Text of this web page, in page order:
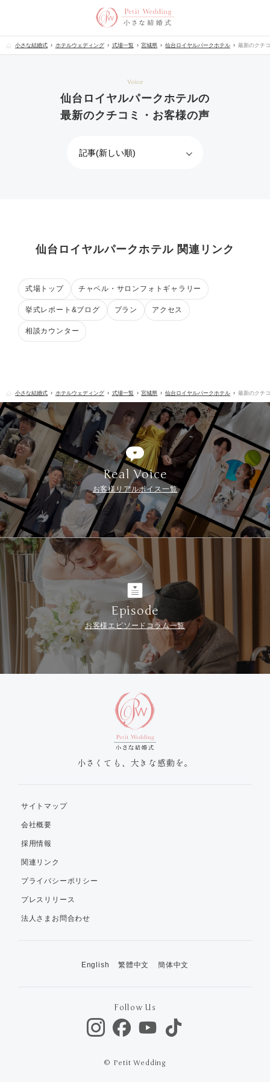
小さな結婚式 ホテルウェディング 式場一覧 宮城県 仙台ロイヤルパークホテル 最新のクチ
Voice
仙台ロイヤルパークホテルの
最新のクチコミ・お客様の声
仙台ロイヤルパークホテル 関連リンク
式場トップ チャペル・サロンフォトギャラリー
挙式レポート&ブログ プラン アクセス
相談カウンター
小さな結婚式 ホテルウェディング 式場一覧 宮城県 仙台ロイヤルパークホテル 最新のクチ
Real Voice
お客様リアルボイス一覧
Episode
お客様エピソードコラム一覧
小さくても、大きな感動を。
サイトマップ
会社概要
採用情報
関連リンク
プライバシーポリシー
プレスリリース
法人さまお問合わせ
English 繁體中文 簡体中文
Follow Us
© Petit Wedding